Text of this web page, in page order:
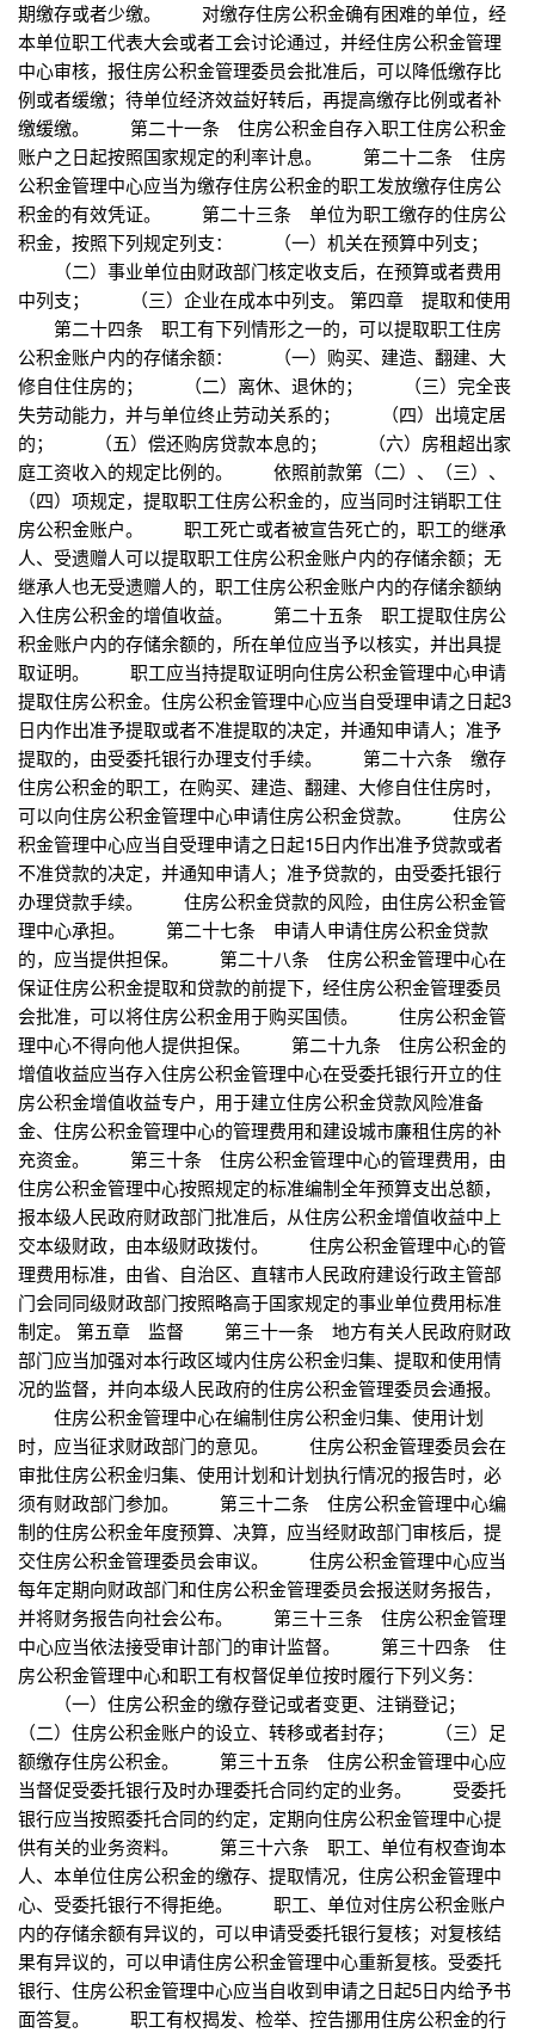
期缴存或者少缴。 对缴存住房公积金确有困难的单位，经
本单位职工代表大会或者工会讨论通过，并经住房公积金管理
中心审核，报住房公积金管理委员会批准后，可以降低缴存比
例或者缓缴；待单位经济效益好转后，再提高缴存比例或者补
缴缓缴。 第二十一条 住房公积金自存入职工住房公积金
账户之日起按照国家规定的利率计息。 第二十二条 住房
公积金管理中心应当为缴存住房公积金的职工发放缴存住房公
积金的有效凭证。 第二十三条 单位为职工缴存的住房公
积金，按照下列规定列支： （一）机关在预算中列支；
（二）事业单位由财政部门核定收支后，在预算或者费用
中列支； （三）企业在成本中列支。 第四章 提取和使用
第二十四条 职工有下列情形之一的，可以提取职工住房
公积金账户内的存储余额： （一）购买、建造、翻建、大
修自住住房的； （二）离休、退休的； （三）完全丧
失劳动能力，并与单位终止劳动关系的； （四）出境定居
的； （五）偿还购房贷款本息的； （六）房租超出家
庭工资收入的规定比例的。 依照前款第（二）、（三）、
（四）项规定，提取职工住房公积金的，应当同时注销职工住
房公积金账户。 职工死亡或者被宣告死亡的，职工的继承
人、受遗赠人可以提取职工住房公积金账户内的存储余额；无
继承人也无受遗赠人的，职工住房公积金账户内的存储余额纳
入住房公积金的增值收益。 第二十五条 职工提取住房公
积金账户内的存储余额的，所在单位应当予以核实，并出具提
取证明。 职工应当持提取证明向住房公积金管理中心申请
提取住房公积金。住房公积金管理中心应当自受理申请之日起3
日内作出准予提取或者不准提取的决定，并通知申请人；准予
提取的，由受委托银行办理支付手续。 第二十六条 缴存
住房公积金的职工，在购买、建造、翻建、大修自住住房时，
可以向住房公积金管理中心申请住房公积金贷款。 住房公
积金管理中心应当自受理申请之日起15日内作出准予贷款或者
不准贷款的决定，并通知申请人；准予贷款的，由受委托银行
办理贷款手续。 住房公积金贷款的风险，由住房公积金管
理中心承担。 第二十七条 申请人申请住房公积金贷款
的，应当提供担保。 第二十八条 住房公积金管理中心在
保证住房公积金提取和贷款的前提下，经住房公积金管理委员
会批准，可以将住房公积金用于购买国债。 住房公积金管
理中心不得向他人提供担保。 第二十九条 住房公积金的
增值收益应当存入住房公积金管理中心在受委托银行开立的住
房公积金增值收益专户，用于建立住房公积金贷款风险准备
金、住房公积金管理中心的管理费用和建设城市廉租住房的补
充资金。 第三十条 住房公积金管理中心的管理费用，由
住房公积金管理中心按照规定的标准编制全年预算支出总额，
报本级人民政府财政部门批准后，从住房公积金增值收益中上
交本级财政，由本级财政拨付。 住房公积金管理中心的管
理费用标准，由省、自治区、直辖市人民政府建设行政主管部
门会同同级财政部门按照略高于国家规定的事业单位费用标准
制定。 第五章 监督 第三十一条 地方有关人民政府财政
部门应当加强对本行政区域内住房公积金归集、提取和使用情
况的监督，并向本级人民政府的住房公积金管理委员会通报。
住房公积金管理中心在编制住房公积金归集、使用计划
时，应当征求财政部门的意见。 住房公积金管理委员会在
审批住房公积金归集、使用计划和计划执行情况的报告时，必
须有财政部门参加。 第三十二条 住房公积金管理中心编
制的住房公积金年度预算、决算，应当经财政部门审核后，提
交住房公积金管理委员会审议。 住房公积金管理中心应当
每年定期向财政部门和住房公积金管理委员会报送财务报告，
并将财务报告向社会公布。 第三十三条 住房公积金管理
中心应当依法接受审计部门的审计监督。 第三十四条 住
房公积金管理中心和职工有权督促单位按时履行下列义务：
（一）住房公积金的缴存登记或者变更、注销登记；
（二）住房公积金账户的设立、转移或者封存； （三）足
额缴存住房公积金。 第三十五条 住房公积金管理中心应
当督促受委托银行及时办理委托合同约定的业务。 受委托
银行应当按照委托合同的约定，定期向住房公积金管理中心提
供有关的业务资料。 第三十六条 职工、单位有权查询本
人、本单位住房公积金的缴存、提取情况，住房公积金管理中
心、受委托银行不得拒绝。 职工、单位对住房公积金账户
内的存储余额有异议的，可以申请受委托银行复核；对复核结
果有异议的，可以申请住房公积金管理中心重新复核。受委托
银行、住房公积金管理中心应当自收到申请之日起5日内给予书
面答复。 职工有权揭发、检举、控告挪用住房公积金的行